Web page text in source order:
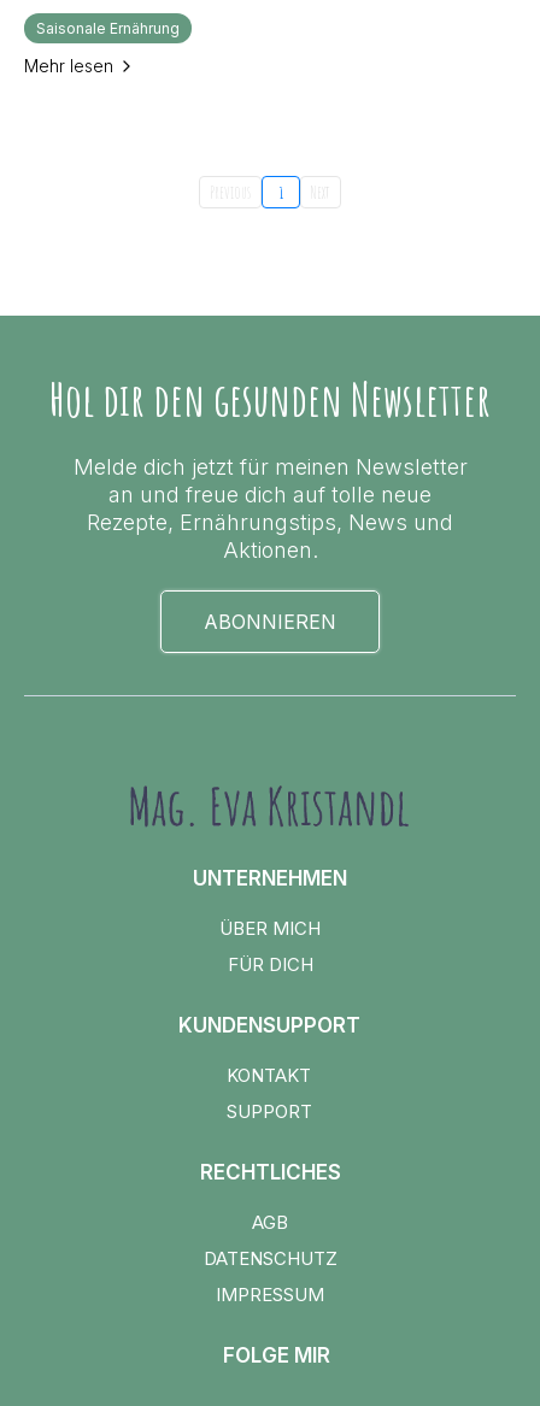
Saisonale Ernährung
Mehr lesen
Previous 1 Next
Hol dir den gesunden Newsletter
Melde dich jetzt für meinen Newsletter
an und freue dich auf tolle neue
Rezepte, Ernährungstips, News und
Aktionen.
ABONNIEREN
UNTERNEHMEN
ÜBER MICH
FÜR DICH
KUNDENSUPPORT
KONTAKT
SUPPORT
RECHTLICHES
AGB
DATENSCHUTZ
IMPRESSUM
FOLGE MIR